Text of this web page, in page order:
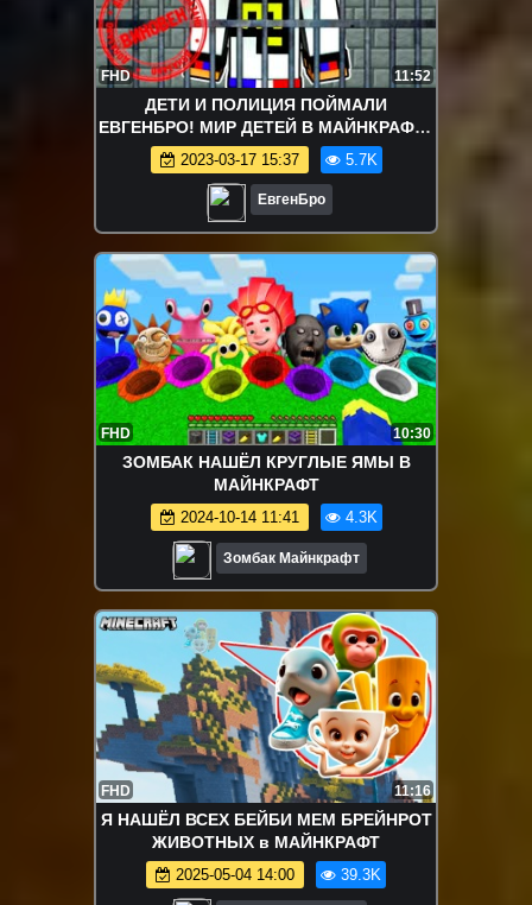
FHD 11:52
ДЕТИ И ПОЛИЦИЯ ПОЙМАЛИ
ЕВГЕНБРО! МИР ДЕТЕЙ В МАЙНКРАФТЕ
КТО ТВОЙ ПАПОЧКА МАЙНКРАФТ! KIDS
MINECRAFT!
2023-03-17 15:37 5.7K
ЕвгенБро
FHD 10:30
ЗОМБАК НАШЁЛ КРУГЛЫЕ ЯМЫ В
МАЙНКРАФТ
2024-10-14 11:41 4.3K
Зомбак Майнкрафт
FHD 11:16
Я НАШЁЛ ВСЕХ БЕЙБИ МЕМ БРЕЙНРОТ
ЖИВОТНЫХ в МАЙНКРАФТ
2025-05-04 14:00 39.3K